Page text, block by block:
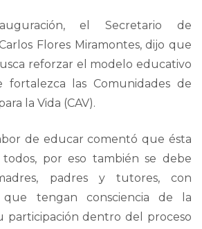
el Secretario de
Flores Miramontes, dijo que
reforzar el modelo educativo
las Comunidades de
la Vida (CAV).
de educar comentó que ésta
por eso también se debe
padres y tutores, con
que tengan consciencia de la
participación dentro del proceso